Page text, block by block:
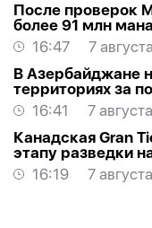
После проверок
более 91 млн
16:47
7
В Азербайджане
территориях за
проектов
16:41
7
Канадская Gran
этапу разведки
16:19
7